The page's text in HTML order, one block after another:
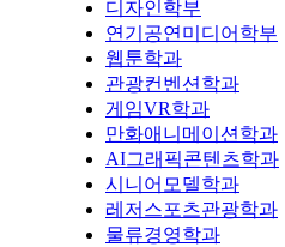
디자인학부
연기공연미디어학부
웹툰학과
관광컨벤션학과
게임VR학과
만화애니메이션학과
AI그래픽콘텐츠학과
시니어모델학과
레저스포츠관광학과
물류경영학과